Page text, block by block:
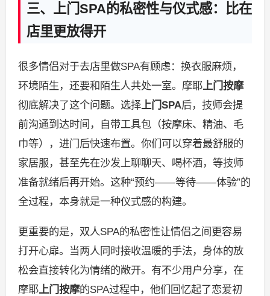
三、上门SPA的私密性与仪式感：比在
店里更放得开
很多情侣对于去店里做SPA有顾虑：换衣服麻烦，
环境陌生，还要和陌生人共处一室。摩耶上门按摩
彻底解决了这个问题。选择上门SPA后，技师会提
前沟通到达时间，自带工具包（按摩床、精油、毛
巾等），进门后快速布置。你们可以穿着最舒服的
家居服，甚至先在沙发上聊聊天、喝杯酒，等技师
准备就绪后再开始。这种“预约——等待——体验”的
全过程，本身就是一种仪式感的构建。
更重要的是，双人SPA的私密性让情侣之间更容易
打开心扉。当两人同时接收温暖的手法，身体的放
松会直接转化为情绪的敞开。有不少用户分享，在
摩耶上门按摩的SPA过程中，他们回忆起了恋爱初